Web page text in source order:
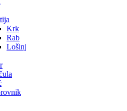
Krk
Rab
Lošinj